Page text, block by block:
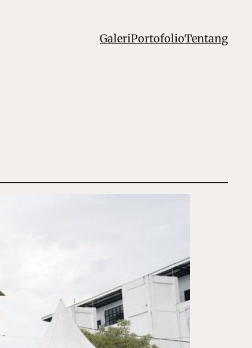
GaleriPortofolioTentang